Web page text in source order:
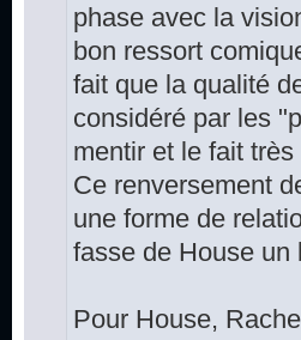
phase avec la
bon ressort
fait que la qualité
considéré par les
mentir et le fait
Ce renversement
une forme de
fasse de House un
Pour House,